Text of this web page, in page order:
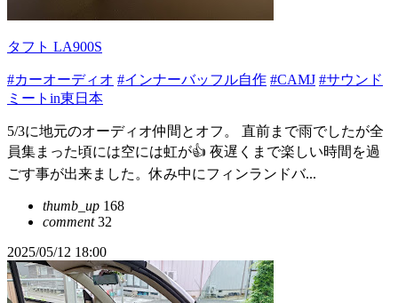
タフト LA900S
#カーオーディオ #インナーバッフル自作 #CAMJ #サウンド
ミートin東日本
5/3に地元のオーディオ仲間とオフ。 直前まで雨でしたが全
員集まった頃には空には虹が👍 夜遅くまで楽しい時間を過
ごす事が出来ました。休み中にフィンランドバ...
thumb_up 168
comment32
2025/05/12 18:00